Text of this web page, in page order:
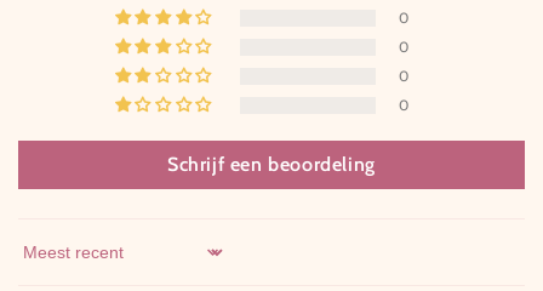
0
0
0
0
Schrijf een beoordeling
Sort by